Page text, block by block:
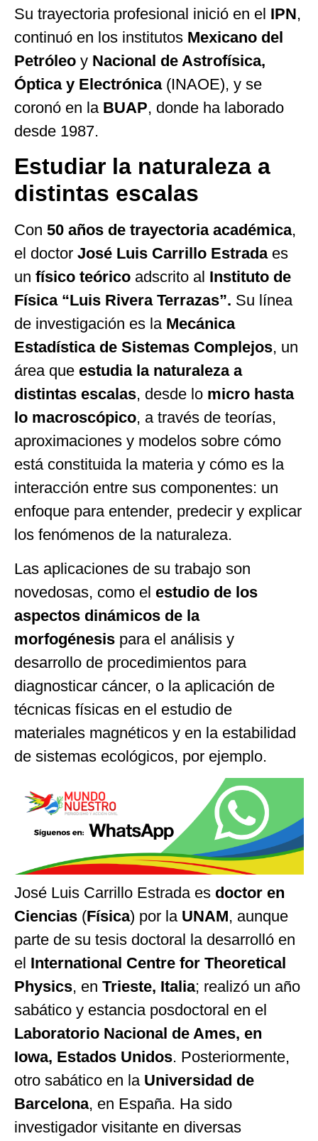
Su trayectoria profesional inició en el IPN,
continuó en los institutos Mexicano del
Petróleo y Nacional de Astrofísica,
Óptica y Electrónica(INAOE), y se
coronó en la BUAP, donde ha laborado
desde 1987.
Estudiar la naturaleza a
distintas escalas
Con 50 años de trayectoria académica,
el doctor José Luis Carrillo Estradaes
un físico teórico adscrito al Instituto de
Física “Luis Rivera Terrazas”. Su línea
de investigación es la Mecánica
Estadística de Sistemas Complejos, un
área que estudia la naturaleza a
distintas escalas, desde lo micro hasta
lo macroscópico, a través de teorías,
aproximaciones y modelos sobre cómo
está constituida la materia y cómo es la
interacción entre sus componentes: un
enfoque para entender, predecir y explicar
los fenómenos de la naturaleza.
Las aplicaciones de su trabajo son
novedosas, como el estudio de los
aspectos dinámicos de la
morfogénesis para el análisis y
desarrollo de procedimientos para
diagnosticar cáncer, o la aplicación de
técnicas físicas en el estudio de
materiales magnéticos y en la estabilidad
de sistemas ecológicos, por ejemplo.
José Luis Carrillo Estrada es doctor en
Ciencias (Física) por la UNAM, aunque
parte de su tesis doctoral la desarrolló en
el International Centre for Theoretical
Physics, en Trieste, Italia; realizó un año
sabático y estancia posdoctoral en el
Laboratorio Nacional de Ames, en
Iowa, Estados Unidos. Posteriormente,
otro sabático en la Universidad de
Barcelona, en España. Ha sido
investigador visitante en diversas